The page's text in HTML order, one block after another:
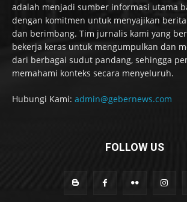
adalah menjadi sumber informasi utama
dengan komitmen untuk menyajikan
dan berimbang. Tim jurnalis kami yang
bekerja keras untuk mengumpulkan dan
dari berbagai sudut pandang, sehingga
memahami konteks secara menyeluruh.
Hubungi Kami: admin@gebernews.com
FOLLOW US